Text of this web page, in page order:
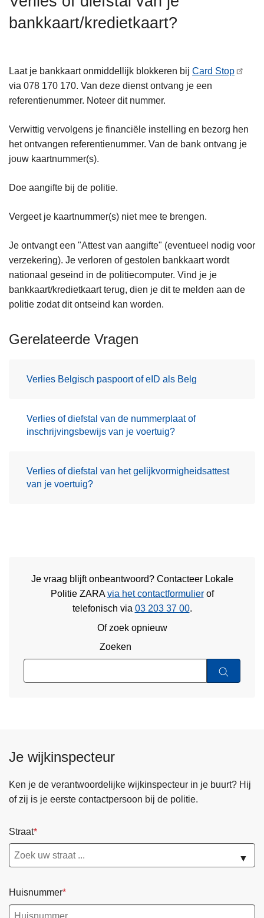
bankkaart/kredietkaart?
Laat je bankkaart onmiddellijk blokkeren bij Card Stop
via 078 170 170. Van deze dienst ontvang je een
referentienummer. Noteer dit nummer.
Verwittig vervolgens je financiële instelling en bezorg hen
het ontvangen referentienummer. Van de bank ontvang je
jouw kaartnummer(s).
Doe aangifte bij de politie.
Vergeet je kaartnummer(s) niet mee te brengen.
Je ontvangt een "Attest van aangifte" (eventueel nodig voor
verzekering). Je verloren of gestolen bankkaart wordt
nationaal geseind in de politiecomputer. Vind je je
bankkaart/kredietkaart terug, dien je dit te melden aan de
politie zodat dit ontseind kan worden.
Gerelateerde Vragen
Verlies Belgisch paspoort of eID als Belg
Verlies of diefstal van de nummerplaat of
inschrijvingsbewijs van je voertuig?
Verlies of diefstal van het gelijkvormigheidsattest
van je voertuig?
Je vraag blijft onbeantwoord? Contacteer Lokale
Politie ZARAvia het contactformulierof
telefonisch via 03 203 37 00.
Of zoek opnieuw
Zoeken
Je wijkinspecteur
Ken je de verantwoordelijke wijkinspecteur in je buurt? Hij
of zij is je eerste contactpersoon bij de politie.
Straat
▼
Huisnummer